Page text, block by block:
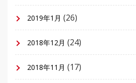
2019年1月 (26)
2018年12月 (24)
2018年11月 (17)